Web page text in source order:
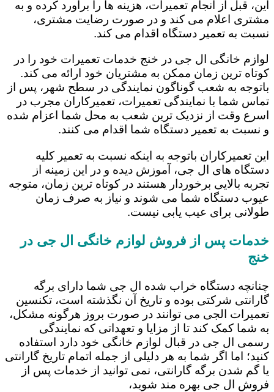
این، قبل از انجام تعمیرات، هزینه ها را برآورد کرده و به
مشتری اعلام می کند و در صورت رضایت مشتری،
نسبت به تعمیر دستگاه اقدام می کند.
لوازم خانگی ال جی در خنج خدمات تعمیرات خود را در
کوتاه ترین زمان ممکن به مشتریان خود ارائه می کند.
باتوجه به شعب گوناگون نمایندگی در سطح شهر، پس از
تماس شما با نمایندگی تعمیرات، تعمیرکاران مجرب در
اسرع وقت از نزدیک ترین شعب به محل شما اعزام شده
و نسبت به تعمیر دستگاه شما اقدام می کنند.
این تعمیرکاران باتوجه به اینکه نسبت به تعمیر کلیه
دستگاه های ال جی، آموزش دیده و در این زمینه از
تجربه بالایی برخوردار هستند در کوتاه ترین زمان، متوجه
عیوب دستگاه شما می شوند و نیاز به صرف زمان
طولانی برای عیب یابی نیست.
خدمات پس از فروش لوازم خانگی ال جی در
خنج
چنانچه دستگاه خراب شده ال جی شما دارای برگه
گارانتی شرکتی بوده و تاریخ آن نگذشته است، تکنسین
تعمیرات الجی می توانند در صورت بروز هرگونه مشکل،
به شما کمک کند تا از مزایا و تعهداتی که نمایندگی
رسمی ال جی در قبال لوازم خانگی خود دارد استفاده
کنید؛ اما اگر شما به هر دلیلی از جمله اتمام تاریخ گارانتی
یا گم شدن برگه گارانتی، نمی توانید از خدمات پس از
فروش ال جی بهره مند شوید،